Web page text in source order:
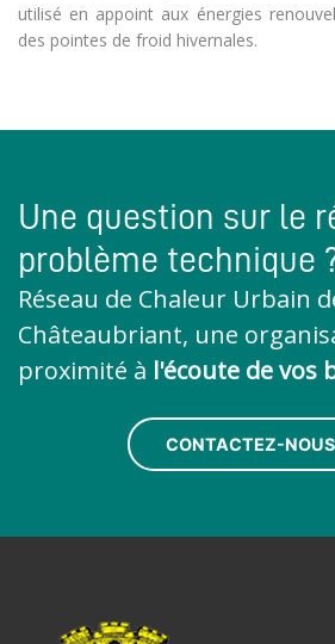
utilisé en appoint aux énergies
des pointes de froid hivernales.
Une question sur le
problème technique
Réseau de Chaleur Urbain
Châteaubriant, une
proximité à l'écoute de vos
CONTACTEZ-NOUS